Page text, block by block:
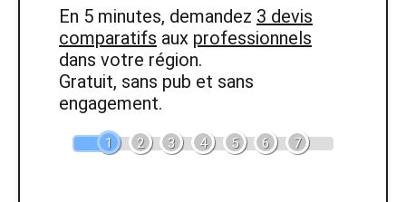
En 5 minutes, demandez 3 devis
comparatifs aux professionnels
dans votre région.
Gratuit, sans pub et sans
engagement.
1 2 3 4 5 6 7